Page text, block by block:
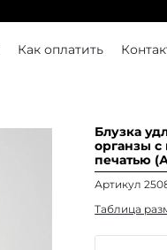
Как оплатить
Блузка
органзы с
печатью
Артикул
Таблица